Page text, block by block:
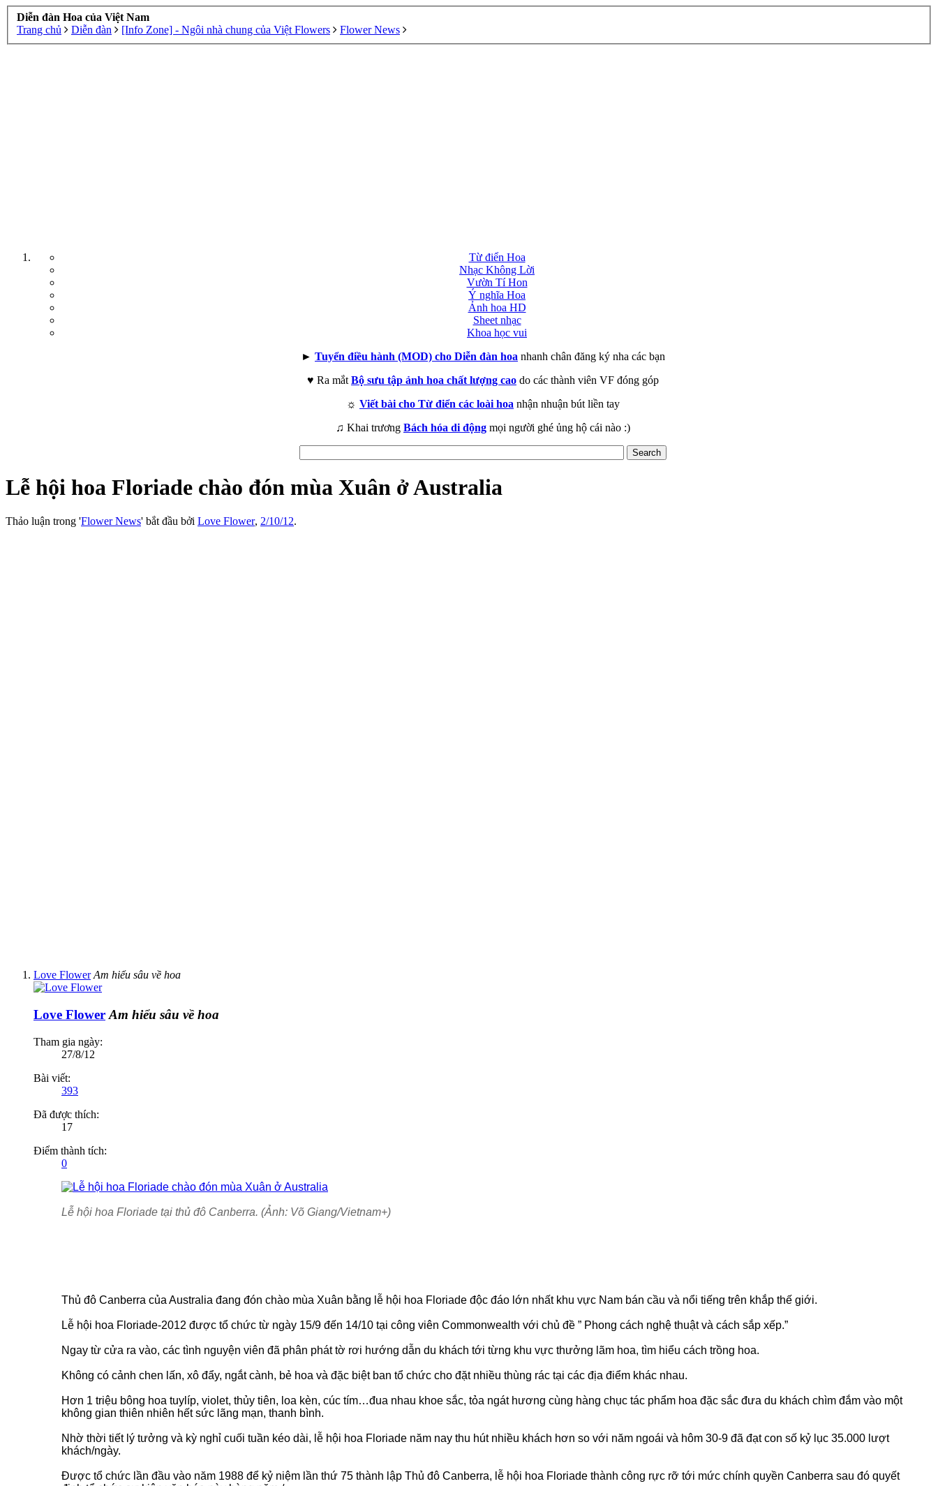
Diễn đàn Hoa của Việt Nam
Trang chủ
Diễn đàn [Info Zone] - Ngôi nhà chung của Việt Flowers Flower News
Từ điển Hoa
Nhạc Không Lời
Vườn Tí Hon
Ý nghĩa Hoa
Ảnh hoa HD
Sheet nhạc
Khoa học vui
► Tuyển điều hành (MOD) cho Diễn đàn hoa nhanh chân đăng ký nha các bạn
♥ Ra mắt Bộ sưu tập ảnh hoa chất lượng cao do các thành viên VF đóng góp
☼ Viết bài cho Từ điển các loài hoa nhận nhuận bút liền tay
♫ Khai trương Bách hóa di động mọi người ghé ủng hộ cái nào :)
Lễ hội hoa Floriade chào đón mùa Xuân ở Australia
Thảo luận trong 'Flower News' bắt đầu bởi Love Flower, 2/10/12.
Love Flower Am hiểu sâu về hoa
Love Flower Am hiểu sâu về hoa
Tham gia ngày:
27/8/12
Bài viết:
393
Đã được thích:
17
Điểm thành tích:
0
Lễ hội hoa Floriade tại thủ đô Canberra. (Ảnh: Võ Giang/Vietnam+)
Thủ đô Canberra của Australia đang đón chào mùa Xuân bằng lễ hội hoa Floriade độc đáo lớn nhất khu vực Nam bán cầu và nổi tiếng trên khắp thế giới.
Lễ hội hoa Floriade-2012 được tổ chức từ ngày 15/9 đến 14/10 tại công viên Commonwealth với chủ đề ” Phong cách nghệ thuật và cách sắp xếp.”
Ngay từ cửa ra vào, các tình nguyện viên đã phân phát tờ rơi hướng dẫn du khách tới từng khu vực thưởng lãm hoa, tìm hiểu cách trồng hoa.
Không có cảnh chen lấn, xô đẩy, ngắt cành, bẻ hoa và đặc biệt ban tổ chức cho đặt nhiều thùng rác tại các địa điểm khác nhau.
Hơn 1 triệu bông hoa tuylíp, violet, thủy tiên, loa kèn, cúc tím…đua nhau khoe sắc, tỏa ngát hương cùng hàng chục tác phẩm hoa đặc sắc đưa du khách chìm đắm vào một
không gian thiên nhiên hết sức lãng mạn, thanh bình.
Nhờ thời tiết lý tưởng và kỳ nghỉ cuối tuần kéo dài, lễ hội hoa Floriade năm nay thu hút nhiều khách hơn so với năm ngoái và hôm 30-9 đã đạt con số kỷ lục 35.000 lượt
khách/ngày.
Được tổ chức lần đầu vào năm 1988 để kỷ niệm lần thứ 75 thành lập Thủ đô Canberra, lễ hội hoa Floriade thành công rực rỡ tới mức chính quyền Canberra sau đó quyết